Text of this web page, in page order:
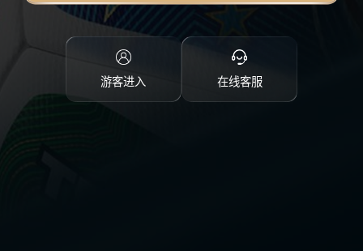
游客进入 在线客服